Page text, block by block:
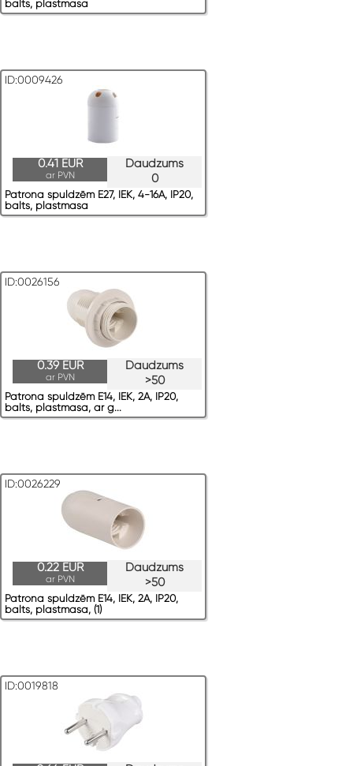
balts, plastmasa
ID:0009426
Daudzums
0
0.41 EUR
ar PVN
Patrona spuldzēm E27, IEK, 4-16A, IP20,
balts, plastmasa
ID:0026156
Daudzums
>50
0.39 EUR
ar PVN
Patrona spuldzēm E14, IEK, 2A, IP20,
balts, plastmasa, ar g...
ID:0026229
Daudzums
>50
0.22 EUR
ar PVN
Patrona spuldzēm E14, IEK, 2A, IP20,
balts, plastmasa, (1)
ID:0019818